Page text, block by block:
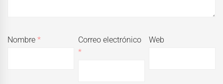
Nombre*
Correo electrónico
*
Web